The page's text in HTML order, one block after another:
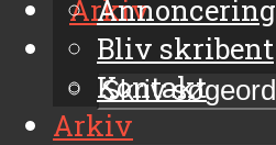
Arkiv
Annoncering
Bliv skribent
Kontakt
Arkiv